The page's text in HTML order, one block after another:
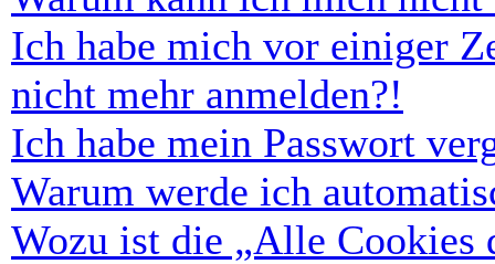
Ich habe mich vor einiger
nicht mehr anmelden?!
Ich habe mein Passwort
Warum werde ich
Wozu ist die „Alle Cookies